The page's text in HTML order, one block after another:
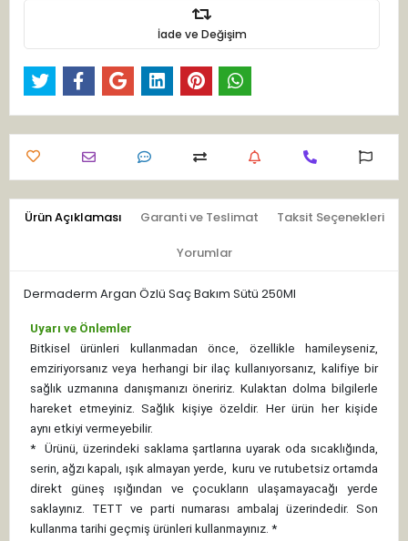
İade ve Değişim
Ürün Açıklaması Garanti ve Teslimat Taksit Seçenekleri
Yorumlar
Dermaderm Argan Özlü Saç Bakım Sütü 250Ml
Uyarı ve Önlemler
Bitkisel ürünleri kullanmadan önce, özellikle hamileyseniz,
emziriyorsanız veya herhangi bir ilaç kullanıyorsanız, kalifiye bir
sağlık uzmanına danışmanızı öneririz. Kulaktan dolma bilgilerle
hareket etmeyiniz. Sağlık kişiye özeldir. Her ürün her kişide
aynı etkiyi vermeyebilir.
*
Ürünü, üzerindeki saklama şartlarına uyarak oda sıcaklığında,
serin, ağzı kapalı, ışık almayan yerde, kuru ve rutubetsiz ortamda
direkt güneş ışığından ve çocukların ulaşamayacağı yerde
saklayınız. TETT ve parti numarası ambalaj üzerindedir. Son
kullanma tarihi geçmiş ürünleri kullanmayınız. *